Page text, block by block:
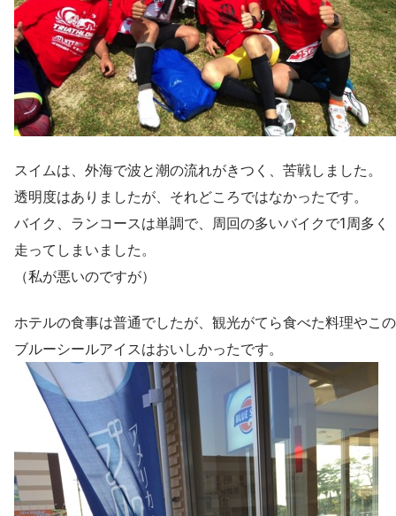
スイムは、外海で波と潮の流れがきつく、苦戦しました。
透明度はありましたが、それどころではなかったです。
バイク、ランコースは単調で、周回の多いバイクで1周多く
走ってしまいました。
（私が悪いのですが）
ホテルの食事は普通でしたが、観光がてら食べた料理やこの
ブルーシールアイスはおいしかったです。